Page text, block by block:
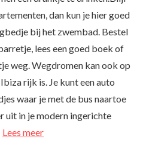
dan kun je hier goed
bij het zwembad. Bestel
lees een goed boek of
weg. Wegdromen kan ook op
rijk is. Je kunt een auto
waar je met de bus naartoe
uit in je modern ingerichte
Lees meer